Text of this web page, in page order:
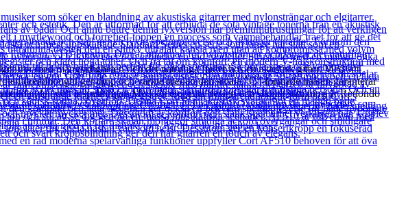
med mångsidigheten och det naturliga ljudet hos en akustisk gitarr. Med sitt
dreadnought ger djup och värme medan den smala ”C”-formade halsen garanterar
och inspelningar. Med sin eleganta design och stabila stämning är Redondo